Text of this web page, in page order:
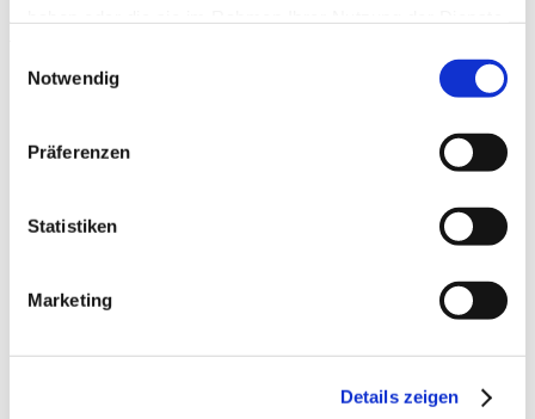
Notwendig
Präferenzen
Statistiken
Marketing
Details zeigen
Ähnliche Produkte
bestimmten Themen […]
Messen und Verantaltungen
ab€29.00
Ernährungsplänen Integration alternativer Ernährungsformen